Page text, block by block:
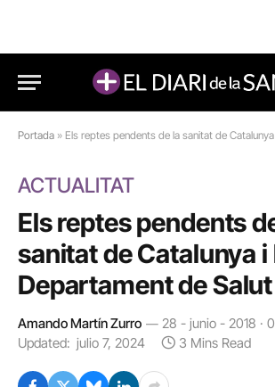
Portada » Els reptes pendents de la sanitat de Catalunya i
ACTUALITAT
Els reptes pendents
sanitat de Catalunya i
Departament de Salut
Amando Martín Zurro
28 - junio - 2018 ·
Updated: julio 7, 2024 3 Mins Read